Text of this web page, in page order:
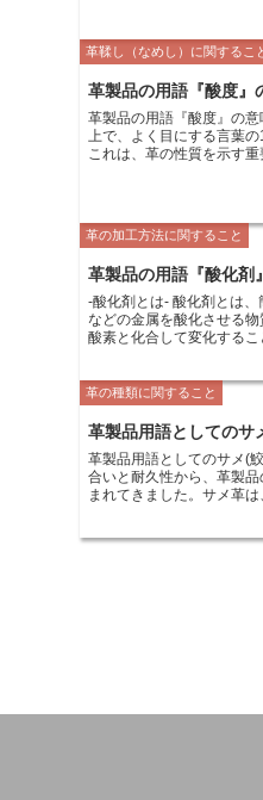
す。水中にある小さな物で
メの皮膚は、硬い鱗で覆
メを他の魚からの攻撃か
す。 サメの血液は、人間
です。 これは、サメが海
す。
ナイフやカッターを使っ
革製品の裁断では、革素
断方法を選ぶことが大切で
は、革素材の毛並やシワ
ことが大切です。 革製品の裁断は、熟練した職人によ
って行われるのが一般的
材の特性を見極めて、革
裁断することができます。
革鞣し（なめし）に関するこ
革製品の用語『酸度』
革製品の用語『酸度』の意味を解説 革
上で、よく目にする言葉の
これは、革の性質を示す
性度を示す数値です。pH
で表され、0から14までの
ど酸性が強く、数値が小さ
くなります。7は中性です
pH3.5から5.5の範囲にあ
なっています。 革の酸度は、革のなめし方によって大
きく変化します。クロムな
ジタブルなめし革は酸性度
た、革の保管状態によっ
多湿な環境で保管すると
にあります。 革製品のメンテナンスにおいて、酸度は
重要な要素です。革の酸性
影響を与えるため、適切な
で、革の酸度を中性付近に
品のメンテナンスには、
ショナーを使用し、革の
ぐ必要があります。
革の加工方法に関すること
革製品の用語『酸化剤』
-酸化剤とは- 酸化剤とは、簡単にいうと、鉄やアルミ
などの金属を酸化させる物
酸素と化合して変化する
サビが発生します。アル
膜ができます。この膜は
があります。 酸化剤は、身の回りのさまざまなものに
使われています。例えば、
剤、防腐剤などです。 こ
を利用して、汚れを落と
を防いだりしています。 酸化剤は、金属を腐食させる
だけでなく、ゴムやプラ
化させることがあります
よって硬化してひび割れ
ックは、酸化剤によって
革の種類に関すること
革製品用語としてのサ
革製品用語としてのサメ(鮫) サメ(鮫)は、その独特
合いと耐久性から、革製
まれてきました。サメ革
く、傷や汚れにも強いこ
どの小物から、高級家具